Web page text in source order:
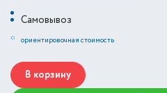
Самовывоз
* ориентировочная стоимость
В корзину